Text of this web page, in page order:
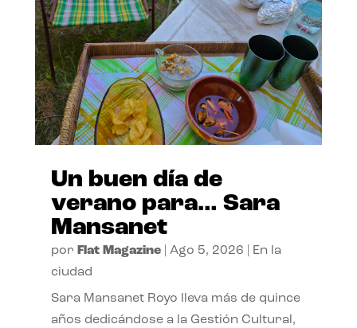
Un buen día de
verano para… Sara
Mansanet
por Flat Magazine| Ago 5, 2026
En la
ciudad
Sara Mansanet Royo lleva más de quince
años dedicándose a la Gestión Cultural,